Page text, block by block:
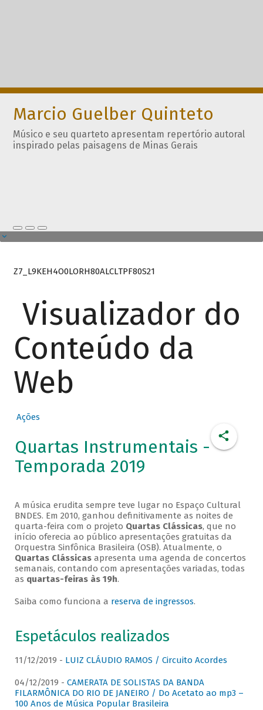
Marcio Guelber Quinteto
Músico e seu quarteto apresentam repertório autoral
inspirado pelas paisagens de Minas Gerais
Z7_L9KEH4O0LORH80ALCLTPF80S21
Visualizador do
Conteúdo da
Web
Ações
Quartas Instrumentais -
Temporada 2019
A música erudita sempre teve lugar no Espaço Cultural
BNDES. Em 2010, ganhou definitivamente as noites de
quarta-feira com o projeto Quartas Clássicas, que no
início oferecia ao público apresentações gratuitas da
Orquestra Sinfônica Brasileira (OSB). Atualmente, o
Quartas Clássicasapresenta uma agenda de concertos
semanais, contando com apresentações variadas, todas
as quartas-feiras às 19h.
Saiba como funciona a reserva de ingressos.
Espetáculos realizados
11/12/2019 - LUIZ CLÁUDIO RAMOS / Circuito Acordes
04/12/2019 - CAMERATA DE SOLISTAS DA BANDA
FILARMÔNICA DO RIO DE JANEIRO / Do Acetato ao mp3 –
100 Anos de Música Popular Brasileira